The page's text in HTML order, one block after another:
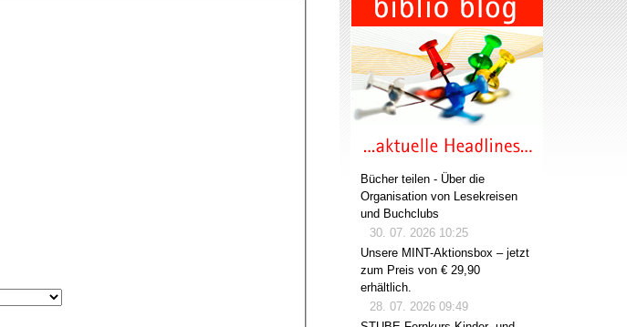
Bücher teilen - Über die
Organisation von Lesekreisen
und Buchclubs
30. 07. 2026 10:25
Unsere MINT-Aktionsbox – jetzt
zum Preis von € 29,90
erhältlich.
28. 07. 2026 09:49